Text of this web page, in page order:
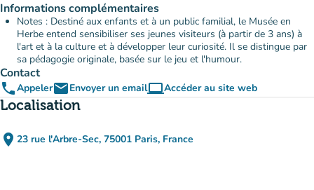
Informations complémentaires
Notes : Destiné aux enfants et à un public familial, le Musée en
Herbe entend sensibiliser ses jeunes visiteurs (à partir de 3 ans) à
l'art et à la culture et à développer leur curiosité. Il se distingue par
sa pédagogie originale, basée sur le jeu et l'humour.
Contact
phoneAppeleremailEnvoyer un emailcomputerAccéder au site web
(nouvel onglet)
Localisation
place 23 rue l'Arbre-Sec, 75001 Paris, France
(ouvrir dans Google Maps)
(nouvel onglet)